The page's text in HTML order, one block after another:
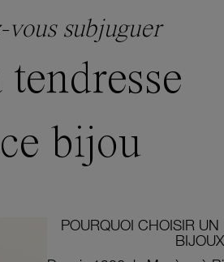
vous subjuguer
tendresse
bijou
POURQUOI CHOISIR